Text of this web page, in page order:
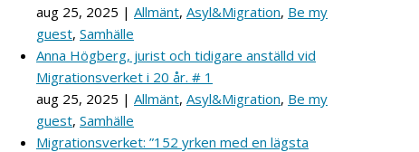
aug 25, 2025 | Allmänt, Asyl&Migration, Be my
guest, Samhälle
Anna Högberg, jurist och tidigare anställd vid
Migrationsverket i 20 år. # 1
aug 25, 2025 | Allmänt, Asyl&Migration, Be my
guest, Samhälle
Migrationsverket: ”152 yrken med en lägsta